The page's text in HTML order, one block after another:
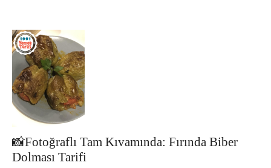
📸Fotoğraflı Tam Kıvamında: Fırında Biber
Dolması Tarifi